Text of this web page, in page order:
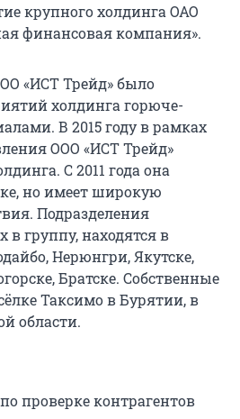
крупного холдинга ОАО
финансовая компания».
«ИСТ Трейд» было
холдинга горюче-
В 2015 году в рамках
ООО «ИСТ Трейд»
С 2011 года она
но имеет широкую
Подразделения
группу, находятся в
Нерюнгри, Якутске,
Братске. Собственные
Таксимо в Бурятии, в
области.
проверке контрагентов